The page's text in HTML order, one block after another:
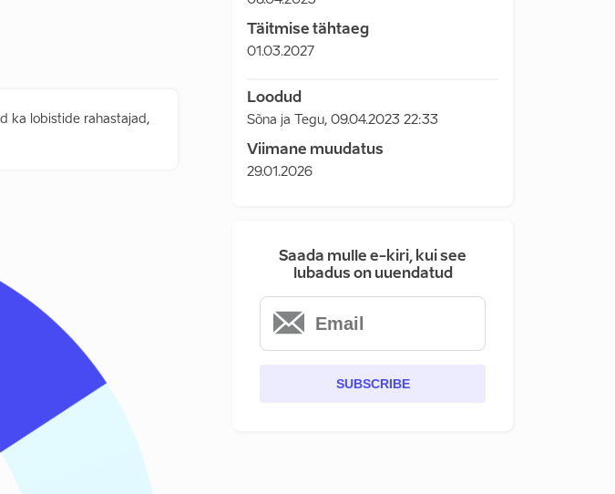
ka lobistide rahastajad,
Täitmise tähtaeg
01.03.2027
Loodud
Sõna ja Tegu, 09.04.2023 22:33
Viimane muudatus
29.01.2026
Saada mulle e-kiri, kui see
lubadus on uuendatud
SUBSCRIBE